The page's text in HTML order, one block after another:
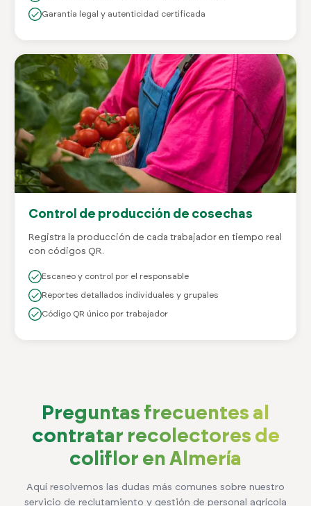
Garantía legal y autenticidad certificada
Control de producción de cosechas
Registra la producción de cada trabajador en tiempo real
con códigos QR.
Escaneo y control por el responsable
Reportes detallados individuales y grupales
Código QR único por trabajador
Preguntas frecuentes al
contratar recolectores de
coliflor en Almería
Aquí resolvemos las dudas más comunes sobre nuestro
servicio de reclutamiento y gestión de personal agrícola